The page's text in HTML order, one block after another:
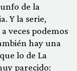
de la
Y la serie,
veces podemos
hay una
lo de La
parecido: